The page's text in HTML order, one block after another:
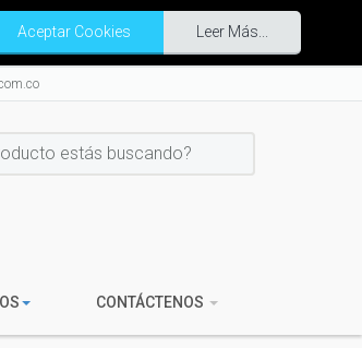
Aceptar Cookies Leer Más...
CONTÁCTENOS